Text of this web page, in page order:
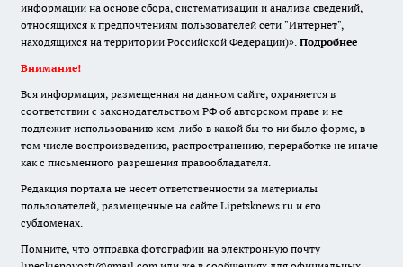
информации на основе сбора, систематизации и анализа сведений,
относящихся к предпочтениям пользователей сети "Интернет",
находящихся на территории Российской Федерации)». Подробнее
Внимание!
Вся информация, размещенная на данном сайте, охраняется в
соответствии с законодательством РФ об авторском праве и не
подлежит использованию кем-либо в какой бы то ни было форме, в
том числе воспроизведению, распространению, переработке не иначе
как с письменного разрешения правообладателя.
Редакция портала не несет ответственности за материалы
пользователей, размещенные на сайте Lipetsknews.ru и его
субдоменах.
Помните, что отправка фотографии на электронную почту